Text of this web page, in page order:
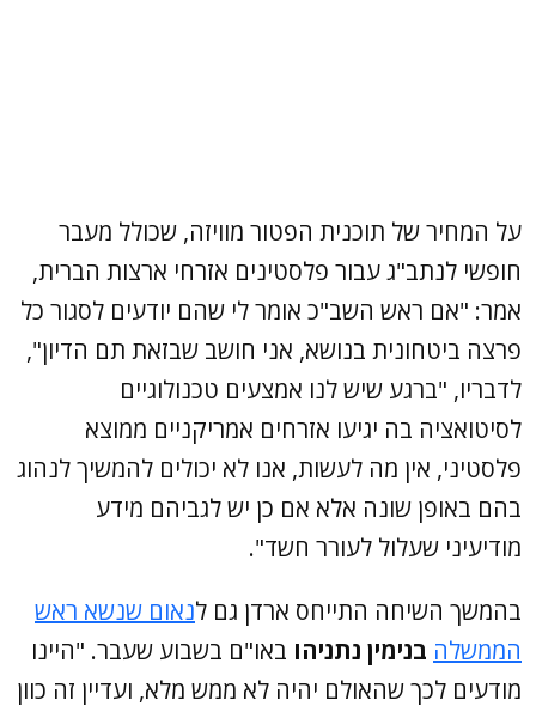
על המחיר של תוכנית הפטור מוויזה, שכולל מעבר
חופשי לנתב"ג עבור פלסטינים אזרחי ארצות הברית,
אמר: "אם ראש השב"כ אומר לי שהם יודעים לסגור כל
פרצה ביטחונית בנושא, אני חושב שבזאת תם הדיון",
לדבריו, "ברגע שיש לנו אמצעים טכנולוגיים
לסיטואציה בה יגיעו אזרחים אמריקניים ממוצא
פלסטיני, אין מה לעשות, אנו לא יכולים להמשיך לנהוג
בהם באופן שונה אלא אם כן יש לגביהם מידע
מודיעיני שעלול לעורר חשד".
בהמשך השיחה התייחס ארדן גם לנאום שנשא ראש
הממשלה בנימין נתניהו באו"ם בשבוע שעבר. "היינו
מודעים לכך שהאולם יהיה לא ממש מלא, ועדיין זה כוון